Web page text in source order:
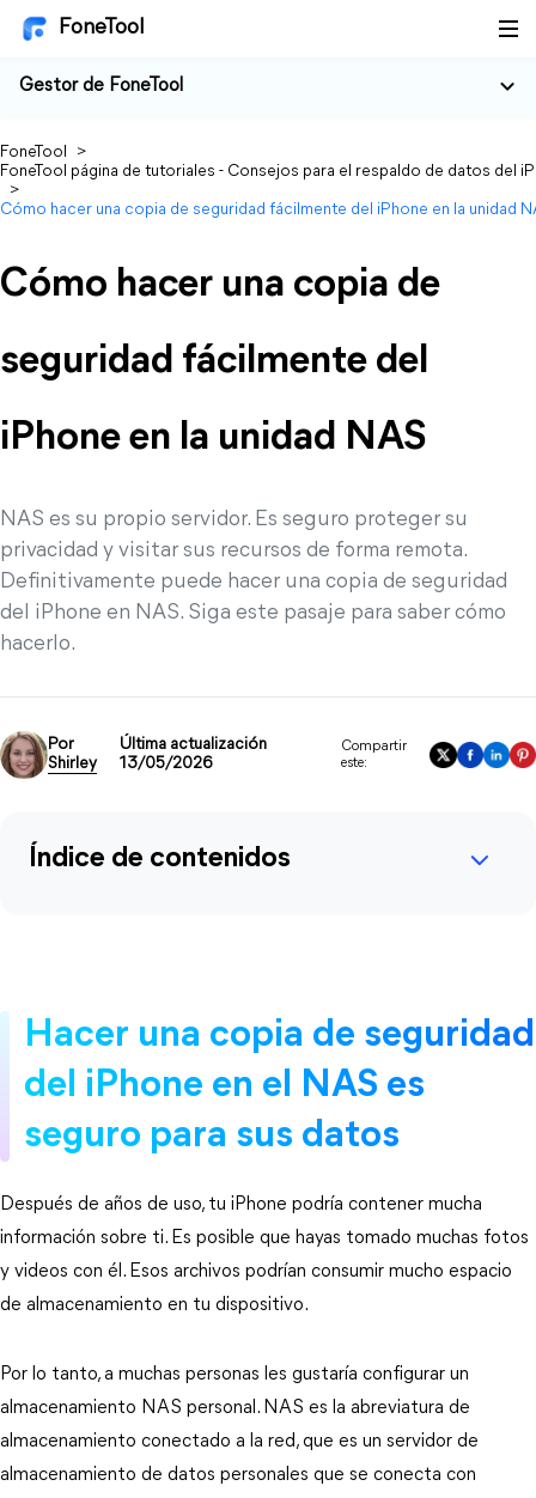
FoneTool
Gestor de FoneTool
FoneTool
>
FoneTool página de tutoriales - Consejos para el respaldo de datos del
>
Cómo hacer una copia de seguridad fácilmente del iPhone en la unidad
Cómo hacer una copia de
seguridad fácilmente del
iPhone en la unidad NAS
NAS es su propio servidor. Es seguro proteger su
privacidad y visitar sus recursos de forma remota.
Definitivamente puede hacer una copia de seguridad
del iPhone en NAS. Siga este pasaje para saber cómo
hacerlo.
Por
Shirley
Última actualización
13/05/2026
Compartir
este:
Índice de contenidos
Hacer una copia de seguridad
del iPhone en el NAS es
seguro para sus datos
Después de años de uso, tu iPhone podría contener mucha
información sobre ti. Es posible que hayas tomado muchas fotos
y videos con él. Esos archivos podrían consumir mucho espacio
de almacenamiento en tu dispositivo.
Por lo tanto, a muchas personas les gustaría configurar un
almacenamiento NAS personal. NAS es la abreviatura de
almacenamiento conectado a la red, que es un servidor de
almacenamiento de datos personales que se conecta con